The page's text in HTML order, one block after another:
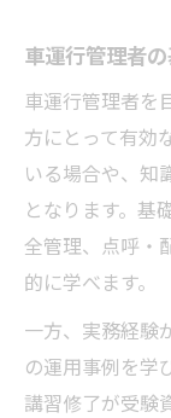
車運行管理者
車運行管理者を
方にとって有効
いる場合や、知
となります。基
全管理、点呼・
的に学べます。
一方、実務経験
の運用事例を学
講習修了が受験